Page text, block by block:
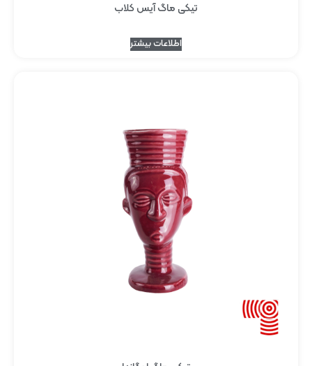
تیکی ماگ آیس کلاب
اطلاعات بیشتر